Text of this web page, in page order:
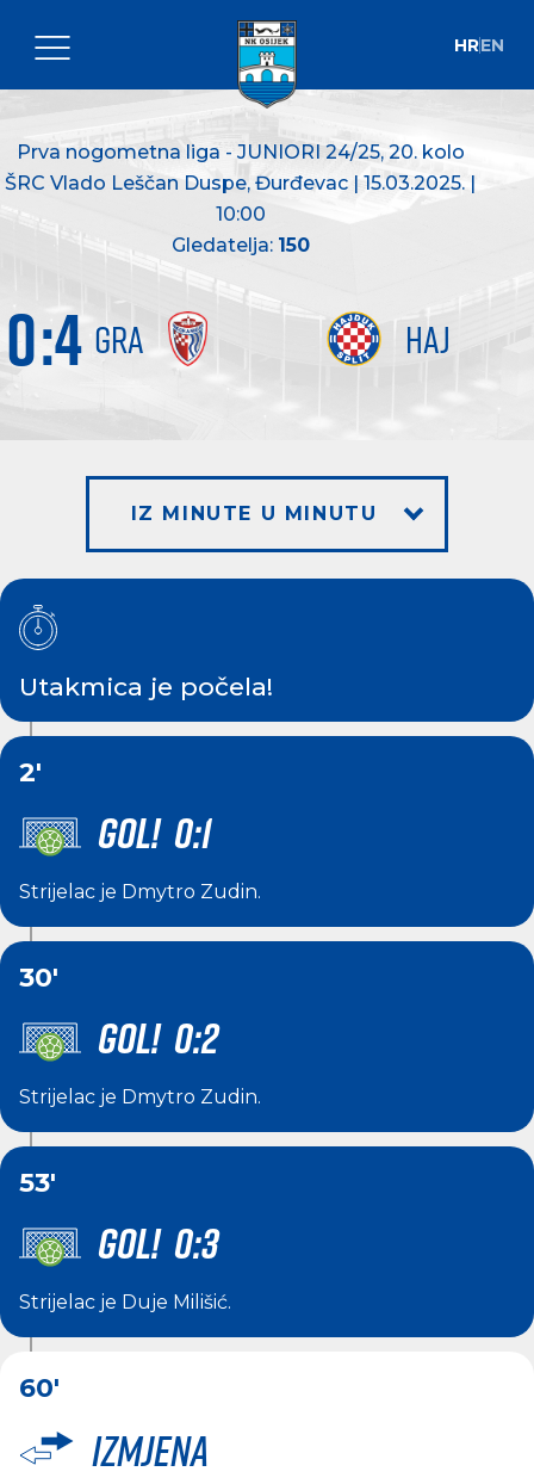
HREN
Prva nogometna liga - JUNIORI 24/25, 20. kolo
ŠRC Vlado Leščan Duspe, Đurđevac | 15.03.2025. |
10:00
Gledatelja: 150
GRA HAJ
0:4
IZ MINUTE U MINUTU
Utakmica je počela!
2'
GOL! 0:1
Strijelac je Dmytro Zudin.
30'
GOL! 0:2
Strijelac je Dmytro Zudin.
53'
GOL! 0:3
Strijelac je Duje Milišić.
60'
Izmjena